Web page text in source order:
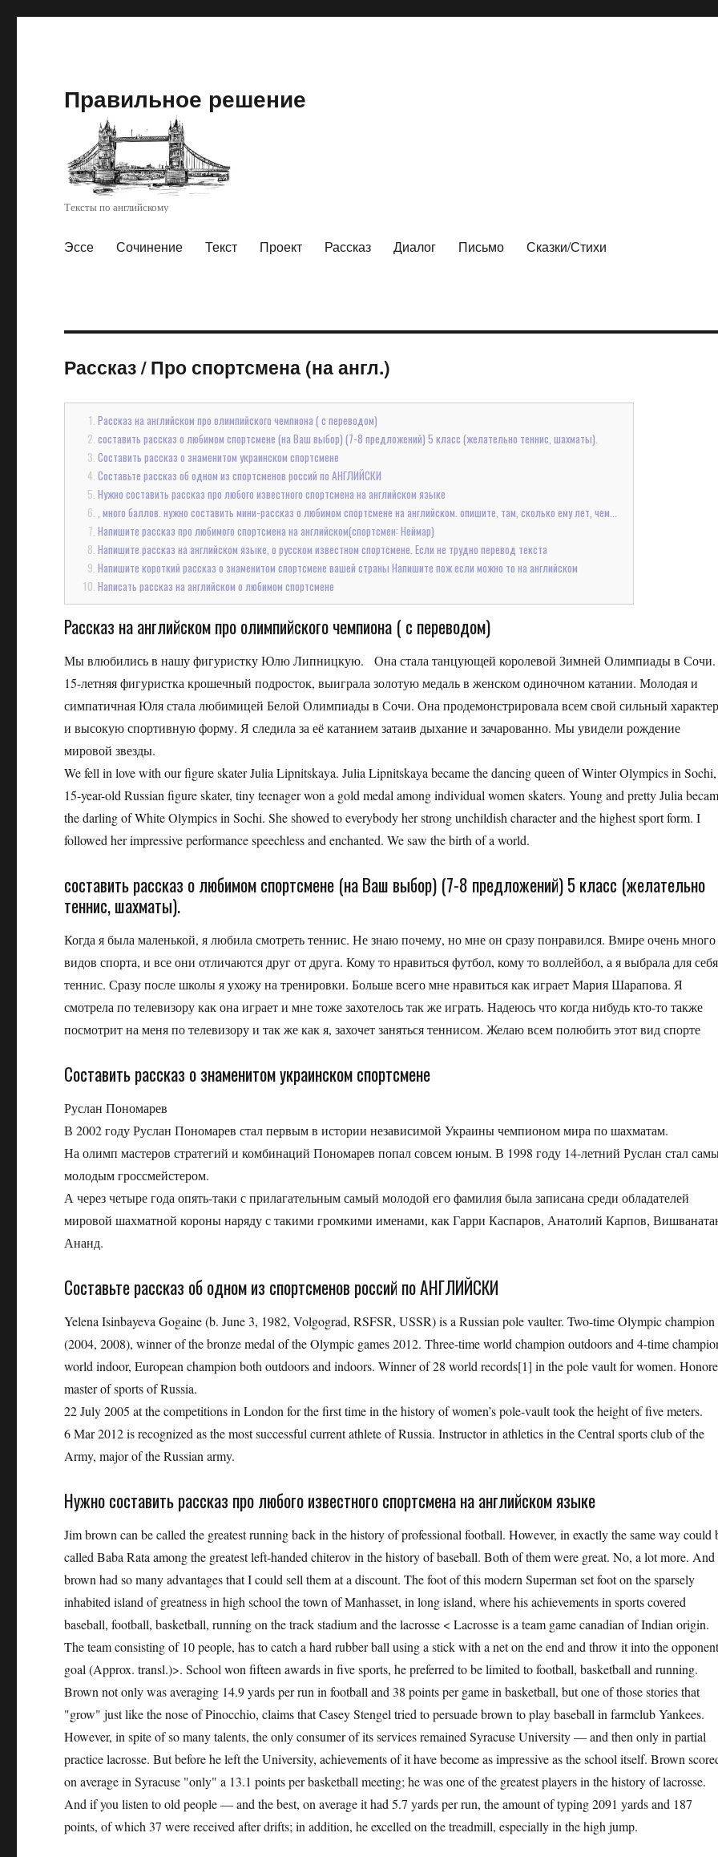
Правильное решение
Тексты по английскому
Эссе Сочинение Текст Проект Рассказ Диалог Письмо Сказки/Стихи
Рассказ/Про спортсмена (на англ.)
Рассказ на английском про олимпийского чемпиона ( с переводом)
составить рассказ о любимом спортсмене (на Ваш выбор) (7-8 предложений) 5 класс (желательно теннис, шахматы).
Составить рассказ о знаменитом украинском спортсмене
Составьте рассказ об одном из спортсменов россий по АНГЛИЙСКИ
Нужно составить рассказ про любого известного спортсмена на английском языке
, много баллов. нужно составить мини-рассказ о любимом спортсмене на английском. опишите, там, сколько ему лет, чем...
Напишите рассказ про любимого спортсмена на английском(спортсмен: Неймар)
Напишите рассказ на английском языке, о русском известном спортсмене. Если не трудно перевод текста
Напишите короткий рассказ о знаменитом спортсмене вашей страны Напишите пож если можно то на английском
Написать рассказ на английском о любимом спортсмене
Рассказ на английском про олимпийского чемпиона ( с переводом)
Мы влюбились в нашу фигуристку Юлю Липницкую. Она стала танцующей королевой Зимней Олимпиады в Сочи.
15-летняя фигуристка крошечный подросток, выиграла золотую медаль в женском одиночном катании. Молодая и
симпатичная Юля стала любимицей Белой Олимпиады в Сочи. Она продемонстрировала всем свой сильный
и высокую спортивную форму. Я следила за её катанием затаив дыхание и зачарованно. Мы увидели рождение
мировой звезды.
We fell in love with our figure skater Julia Lipnitskaya. Julia Lipnitskaya became the dancing queen of Winter Olympics in Sochi,
15-year-old Russian figure skater, tiny teenager won a gold medal among individual women skaters. Young and pretty Julia
the darling of White Olympics in Sochi. She showed to everybody her strong unchildish character and the highest sport form. I
followed her impressive performance speechless and enchanted. We saw the birth of a world.
составить рассказ о любимом спортсмене (на Ваш выбор) (7-8 предложений) 5 класс (желательно
теннис, шахматы).
Когда я была маленькой, я любила смотреть теннис. Не знаю почему, но мне он сразу понравился. Вмире очень много
видов спорта, и все они отличаются друг от друга. Кому то нравиться футбол, кому то воллейбол, а я выбрала для себя
теннис. Сразу после школы я ухожу на тренировки. Больше всего мне нравиться как играет Мария Шарапова. Я
смотрела по телевизору как она играет и мне тоже захотелось так же играть. Надеюсь что когда нибудь кто-то также
посмотрит на меня по телевизору и так же как я, захочет заняться теннисом. Желаю всем полюбить этот вид спорте
Составить рассказ о знаменитом украинском спортсмене
Руслан Пономарев
В 2002 году Руслан Пономарев стал первым в истории независимой Украины чемпионом мира по шахматам.
На олимп мастеров стратегий и комбинаций Пономарев попал совсем юным. В 1998 году 14-летний Руслан стал
молодым гроссмейстером.
А через четыре года опять-таки с прилагательным самый молодой его фамилия была записана среди обладателей
мировой шахматной короны наряду с такими громкими именами, как Гарри Каспаров, Анатолий Карпов,
Ананд.
Составьте рассказ об одном из спортсменов россий по АНГЛИЙСКИ
Yelena Isinbayeva Gogaine (b. June 3, 1982, Volgograd, RSFSR, USSR) is a Russian pole vaulter. Two-time Olympic champion
(2004, 2008), winner of the bronze medal of the Olympic games 2012. Three-time world champion outdoors and 4-time
world indoor, European champion both outdoors and indoors. Winner of 28 world records[1] in the pole vault for women.
master of sports of Russia.
22 July 2005 at the competitions in London for the first time in the history of women’s pole-vault took the height of five meters.
6 Mar 2012 is recognized as the most successful current athlete of Russia. Instructor in athletics in the Central sports club of the
Army, major of the Russian army.
Нужно составить рассказ про любого известного спортсмена на английском языке
Jim brown can be called the greatest running back in the history of professional football. However, in exactly the same way could
called Baba Rata among the greatest left-handed chiterov in the history of baseball. Both of them were great. No, a lot more. And
brown had so many advantages that I could sell them at a discount. The foot of this modern Superman set foot on the sparsely
inhabited island of greatness in high school the town of Manhasset, in long island, where his achievements in sports covered
baseball, football, basketball, running on the track stadium and the lacrosse < Lacrosse is a team game canadian of Indian origin.
The team consisting of 10 people, has to catch a hard rubber ball using a stick with a net on the end and throw it into the
goal (Approx. transl.)>. School won fifteen awards in five sports, he preferred to be limited to football, basketball and running.
Brown not only was averaging 14.9 yards per run in football and 38 points per game in basketball, but one of those stories that
"grow" just like the nose of Pinocchio, claims that Casey Stengel tried to persuade brown to play baseball in farmclub Yankees.
However, in spite of so many talents, the only consumer of its services remained Syracuse University — and then only in partial
practice lacrosse. But before he left the University, achievements of it have become as impressive as the school itself. Brown
on average in Syracuse "only" a 13.1 points per basketball meeting; he was one of the greatest players in the history of lacrosse.
And if you listen to old people — and the best, on average it had 5.7 yards per run, the amount of typing 2091 yards and 187
points, of which 37 were received after drifts; in addition, he excelled on the treadmill, especially in the high jump.